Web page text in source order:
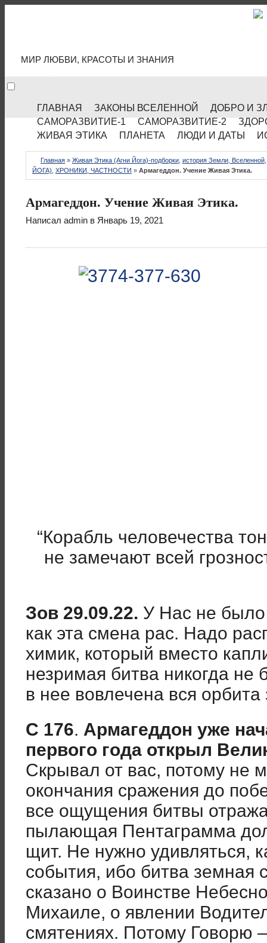
МИР ЛЮБВИ, КРАСОТЫ И ЗНАНИЯ
ГЛАВНАЯ ЗАКОНЫ ВСЕЛЕННОЙ
ДОБРО И
САМОРАЗВИТИЕ-1
САМОРАЗВИТИЕ-2
ЖИВАЯ ЭТИКА
ПЛАНЕТА ЛЮДИ И ДАТЫ
Главная » Живая Этика (Агни Йога)-подборки история Земли, Вселенной
ЙОГА) ХРОНИКИ, ЧАСТНОСТИ » Армагеддон. Учение Живая Этика.
Армагеддон. Учение Живая Этика.
Написал admin в Январь 19, 2021
“Корабль человечества
не замечают всей
Зов 29.09.22. У Нас не
как эта смена рас. Надо
химик, который вместо
незримая битва никогда не
в нее вовлечена вся
С 176. Армагеддон уже
первого года открыл
Скрывал от вас, потому не
окончания сражения до
все ощущения битвы
пылающая Пентаграмма
щит. Не нужно удивляться,
события, ибо битва земная
сказано о Воинстве
Михаиле, о явлении
смятениях. Потому Говорю